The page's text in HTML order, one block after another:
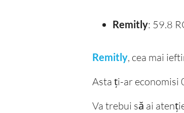
Remitly: 59.8
Remitly, cea mai
Asta ți-ar economisi
Va trebui să ai